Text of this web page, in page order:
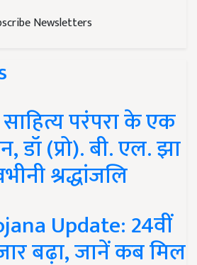
Newsletters
परंपरा के एक
डॉ (प्रो). बी. एल. झा
श्रद्धांजलि
Update: 24वीं
बढ़ा, जानें कब मिल